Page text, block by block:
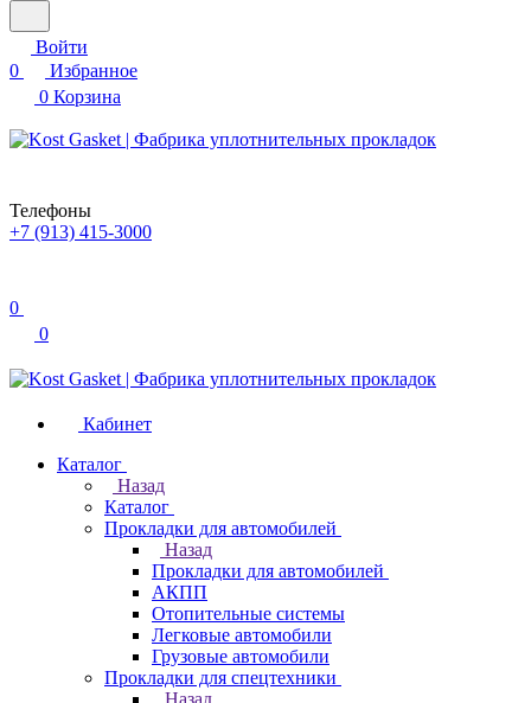
Войти
0
Избранное
0 Корзина
Телефоны
+7 (913) 415-3000
0
0
Кабинет
Каталог
Назад
Каталог
Прокладки для автомобилей
Назад
Прокладки для автомобилей
АКПП
Отопительные системы
Легковые автомобили
Грузовые автомобили
Прокладки для спецтехники
Назад